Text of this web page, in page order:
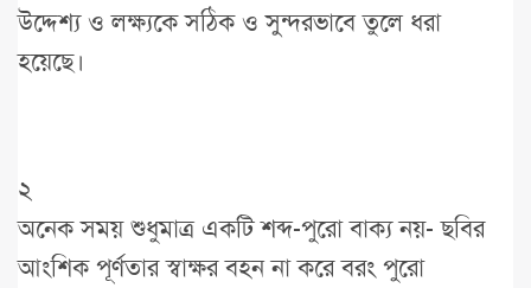
উদ্দেশ্য ও লক্ষ্যকে সঠিক ও সুন্দরভাবে তুলে ধরা
হয়েছে।
২
অনেক সময় শুধুমাত্র একটি শব্দ-পুরো বাক্য নয়- ছবির
আংশিক পূর্ণতার স্বাক্ষর বহন না করে বরং পুরো